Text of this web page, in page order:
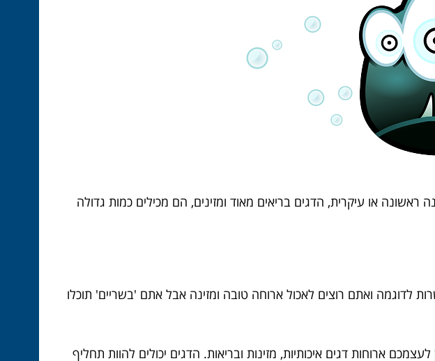
או עיקרית, הדגים בריאים מאוד ומזינים, הם מכילים כמות גדולה
לדוגמה ואתם רוצים לאכול ארוחה טובה ומזינה אבל אתם 'בשריים' תוכלו
ארוחות דגים איכותיות, מזינות ובריאות. הדגים יכולים להוות תחליף